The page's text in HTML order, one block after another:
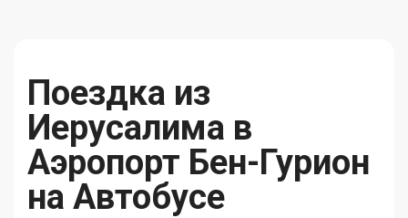
Поездка из
Иерусалима в
Аэропорт Бен-Гурион
на Автобусе